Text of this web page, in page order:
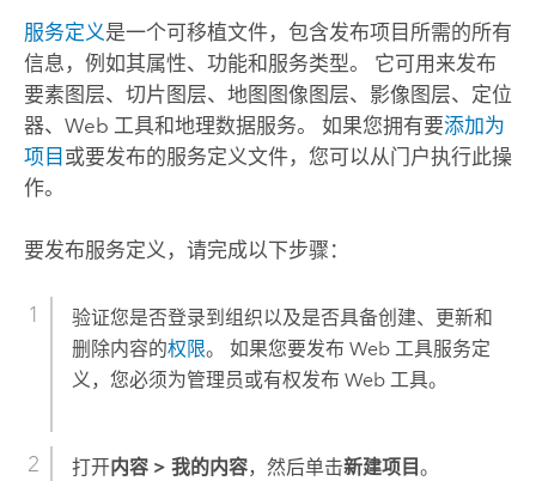
服务定义是一个可移植文件，包含发布项目所需的所有
信息，例如其属性、功能和服务类型。 它可用来发布
要素图层、切片图层、地图图像图层、影像图层、定位
器、Web 工具和地理数据服务。
如果您拥有要添加为
项目 或要发布的服务定义文件，您可以从门户执行此操
作。
要发布服务定义，请完成以下步骤：
验证您是否登录到组织以及是否具备创建、更新和
删除内容的权限。 如果您要发布 Web 工具服务定
义，您必须为管理员或有权发布 Web 工具。
打开内容 > 我的内容，然后单击新建项目 。